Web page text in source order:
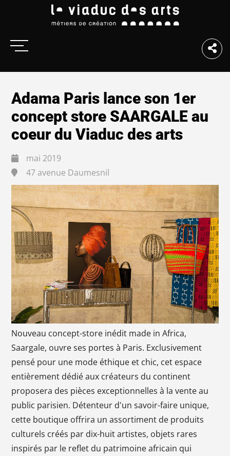
Adama Paris lance son 1er
concept store SAARGALE au
coeur du Viaduc des arts
mai 2019
47 avenue Daumesnil
Nouveau concept-store inédit made in Africa,
Saargale, ouvre ses portes à Paris. Exclusivement
pensé pour une mode éthique et chic, cet espace
entièrement dédié aux créateurs du continent
proposera des pièces exceptionnelles à la vente au
public parisien. Détenteur d'un savoir-faire unique,
cette boutique offrira un assortiment de produits
culturels créés par dix-huit artistes, objets rares
inspirés par le reflet du patrimoine africain qui